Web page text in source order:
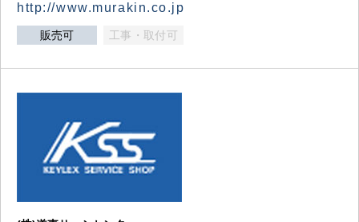
http://www.murakin.co.jp
販売可 工事・取付可